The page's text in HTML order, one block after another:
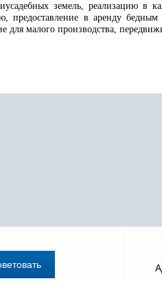
земель, реализацию в
предоставление в аренду бедным
для малого производства,